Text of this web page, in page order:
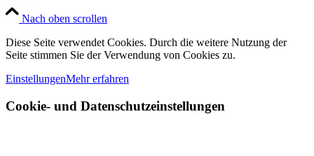
Nach oben scrollen
Diese Seite verwendet Cookies. Durch die weitere Nutzung der
Seite stimmen Sie der Verwendung von Cookies zu.
EinstellungenMehr erfahren
Cookie- und Datenschutzeinstellungen